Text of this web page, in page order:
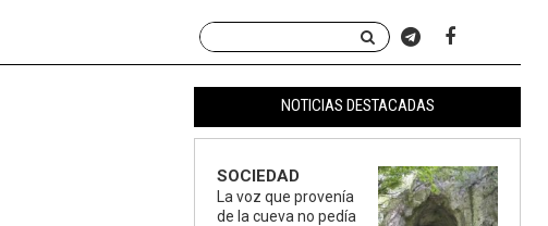
NOTICIAS DESTACADAS
SOCIEDAD
La voz que provenía
de la cueva no pedía